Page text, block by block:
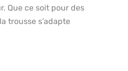
Que ce soit pour des
trousse s’adapte